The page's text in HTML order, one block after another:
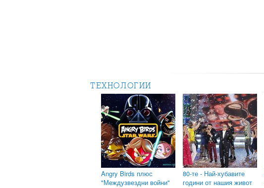
ТЕХНОЛОГИИ
Angry Birds плюс
"Междузвездни войни"
80-те - Най-хубавите
години от нашия живот